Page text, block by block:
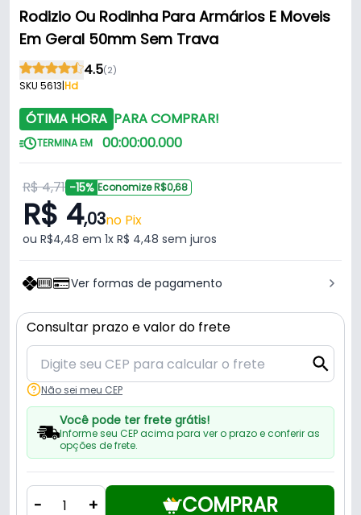
Rodizio Ou Rodinha Para Armários E Moveis
Em Geral 50mm Sem Trava
4.5(2)
SKU 5613|Hd
ÓTIMA HORA PARA COMPRAR!
TERMINA EM 00:00:00.000
R$ 4,71 -15% Economize R$0,68
R$ 4,03no Pix
ou R$4,48 em 1x R$ 4,48 sem juros
Ver formas de pagamento
Consultar prazo e valor do frete
Não sei meu CEP
Você pode ter frete grátis!
Informe seu CEP acima para ver o prazo e conferir as
opções de frete.
- + COMPRAR